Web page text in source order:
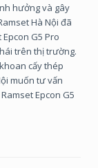
hưởng và gây
Hà Nội đã
G5 Pro
trên thị trường.
cấy thép
muốn tư vấn
Epcon G5